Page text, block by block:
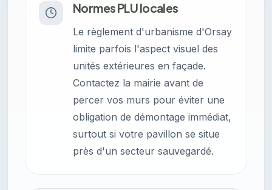
Normes PLU locales
Le règlement d'urbanisme d'Orsay
limite parfois l'aspect visuel des
unités extérieures en façade.
Contactez la mairie avant de
percer vos murs pour éviter une
obligation de démontage immédiat,
surtout si votre pavillon se situe
près d'un secteur sauvegardé.